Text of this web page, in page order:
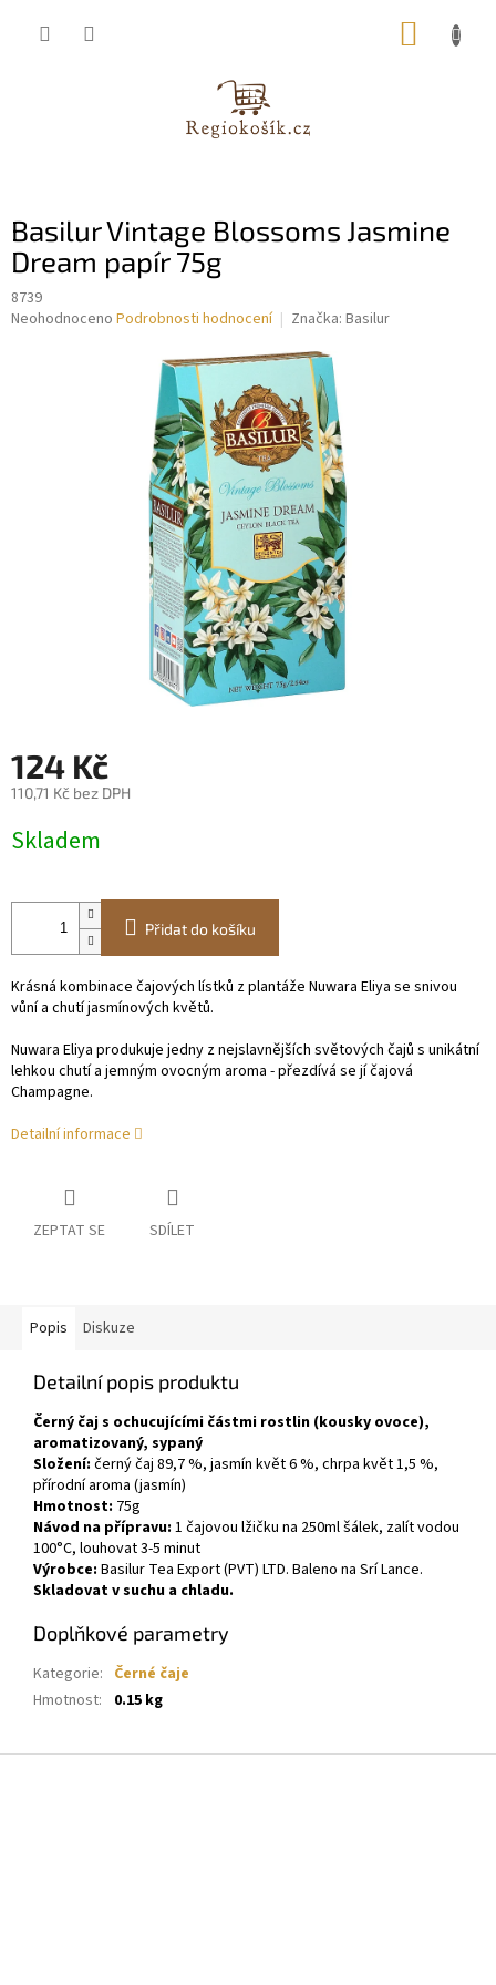
Basilur Vintage Blossoms Jasmine
Dream papír 75g
8739
Průměrné
Neohodnoceno Podrobnosti hodnocení Značka: Basilur
124 Kč
110,71 Kč bez DPH
cena:
Skladem
Přidat do košíku
Krásná kombinace čajových lístků z plantáže Nuwara Eliya se snivou
vůní a chutí jasmínových květů.
Nuwara Eliya produkuje jedny z nejslavnějších světových čajů s unikátní
lehkou chutí a jemným ovocným aroma - přezdívá se jí čajová
Champagne.
Detailní informace
ZEPTAT SE SDÍLET
Popis Diskuze
Detailní popis produktu
Černý čaj s ochucujícími částmi rostlin (kousky ovoce),
aromatizovaný, sypaný
Složení: černý čaj 89,7 %, jasmín květ 6 %, chrpa květ 1,5 %,
přírodní aroma (jasmín)
Hmotnost: 75g
Návod na přípravu: 1 čajovou lžičku na 250ml šálek, zalít vodou
100°C, louhovat 3-5 minut
Výrobce: Basilur Tea Export (PVT) LTD. Baleno na Srí Lance.
Skladovat v suchu a chladu.
Doplňkové parametry
Kategorie: Černé čaje
Hmotnost: 0.15 kg